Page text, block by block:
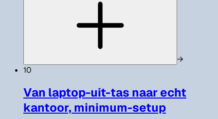
→
10
Van laptop-uit-tas naar echt
kantoor, minimum-setup